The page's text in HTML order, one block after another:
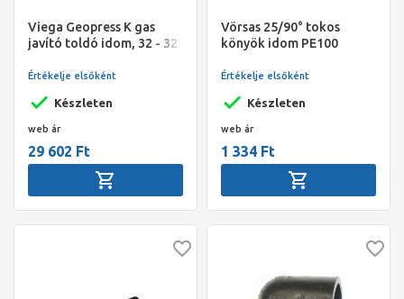
Viega Geopress K gas
javító toldó idom, 32 - 32
fekete műanyag, 9715.5G
Készleten
Értékelje elsőként
web ár
29 602 Ft
Vörsas 25/90° tokos
könyök idom PE100
Készleten
Értékelje elsőként
web ár
1 334 Ft